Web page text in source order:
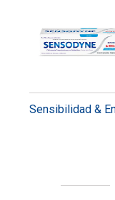
Sensibilidad &